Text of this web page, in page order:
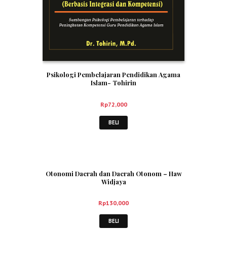
Psikologi Pembelajaran Pendidikan Agama
Islam- Tohirin
Rp72,000
BELI
Otonomi Daerah dan Daerah Otonom – Haw
Widjaya
Rp130,000
BELI